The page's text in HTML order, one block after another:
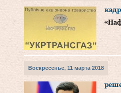
Воскресенье, 11 марта 2018